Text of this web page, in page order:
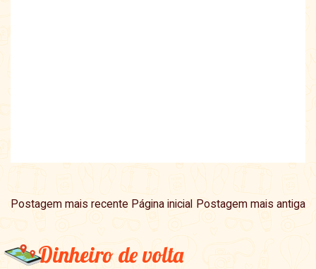
Postagem mais recente Postagem mais antiga
Página inicial
Dinheiro de volta